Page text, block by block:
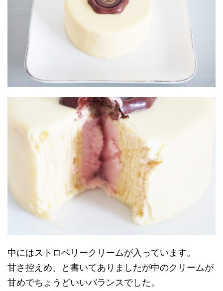
中にはストロベリークリームが入っています。
甘さ控えめ、と書いてありましたが中のクリームが
甘めでちょうどいいバランスでした。